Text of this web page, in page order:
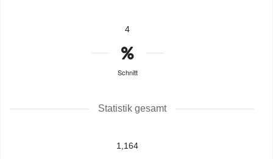
4
Schnitt
Statistik gesamt
1,164